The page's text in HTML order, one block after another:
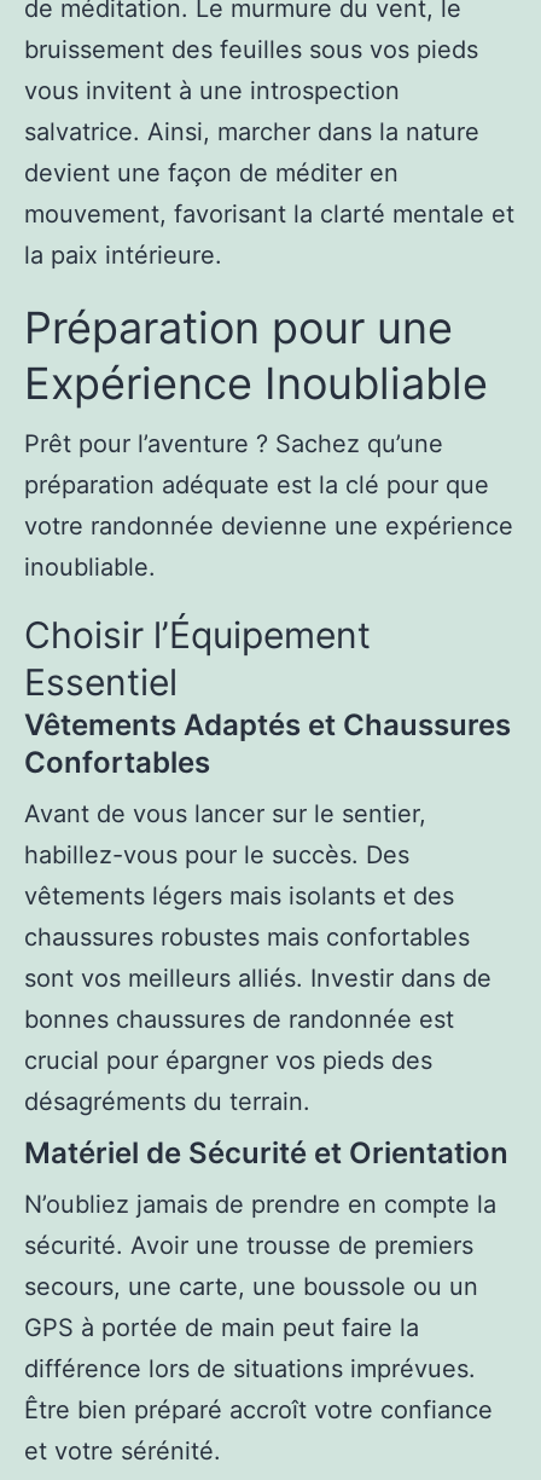
de méditation. Le murmure du vent, le
bruissement des feuilles sous vos pieds
vous invitent à une introspection
salvatrice. Ainsi, marcher dans la nature
devient une façon de méditer en
mouvement, favorisant la clarté mentale et
la paix intérieure.
Préparation pour une
Expérience Inoubliable
Prêt pour l’aventure ? Sachez qu’une
préparation adéquate est la clé pour que
votre randonnée devienne une expérience
inoubliable.
Choisir l’Équipement
Essentiel
Vêtements Adaptés et Chaussures
Confortables
Avant de vous lancer sur le sentier,
habillez-vous pour le succès. Des
vêtements légers mais isolants et des
chaussures robustes mais confortables
sont vos meilleurs alliés. Investir dans de
bonnes chaussures de randonnée est
crucial pour épargner vos pieds des
désagréments du terrain.
Matériel de Sécurité et Orientation
N’oubliez jamais de prendre en compte la
sécurité. Avoir une trousse de premiers
secours, une carte, une boussole ou un
GPS à portée de main peut faire la
différence lors de situations imprévues.
Être bien préparé accroît votre confiance
et votre sérénité.